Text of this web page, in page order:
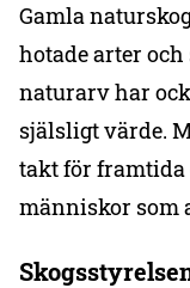
Gamla
hotade arter
naturarv har
själsligt värde.
takt för framtida
människor som